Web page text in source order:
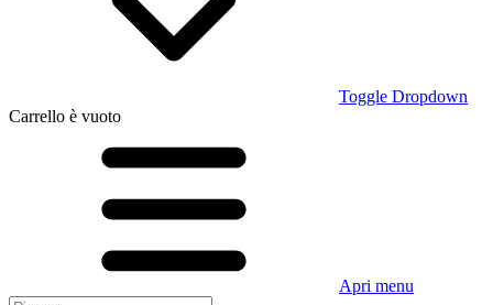
Toggle Dropdown
Carrello è vuoto
Apri menu